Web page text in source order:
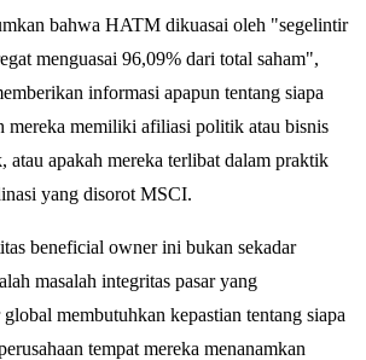
bahwa HATM dikuasai oleh "segelintir
menguasai 96,09% dari total saham",
informasi apapun tentang siapa
mereka memiliki afiliasi politik atau bisnis
atau apakah mereka terlibat dalam praktik
yang disorot MSCI.
beneficial owner ini bukan sekadar
masalah integritas pasar yang
membutuhkan kepastian tentang siapa
tempat mereka menanamkan